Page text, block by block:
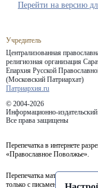
Учредитель
Централизованная
религиозная организация
Епархия Русской
(Московский Патриархат)
Патриархия.ru
© 2004-2026
Информационно-
Все права защищены
Перепечатка в интернете
«Православное Поволжье».
Перепечатка материалов
только с письменного
Перейти на версию